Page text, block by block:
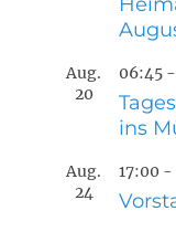
Aug.
20
06:45 -
ins
Aug.
24
17:00 -